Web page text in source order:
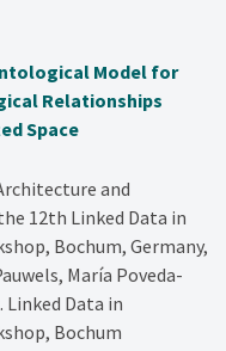
Model for
Relationships
Space
and
12th Linked Data in
Bochum, Germany,
María Poveda-
Linked Data in
Bochum